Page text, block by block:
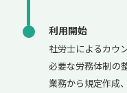
利用開始
社労士によるカウ
必要な労務体制の
業務から規定作成